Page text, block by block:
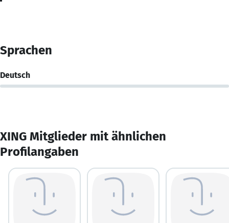
Sprachen
Deutsch
XING Mitglieder mit ähnlichen
Profilangaben